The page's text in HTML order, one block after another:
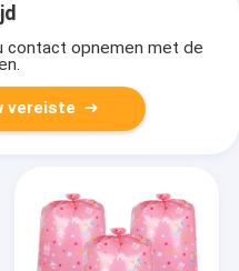
contact opnemen met de
vereiste